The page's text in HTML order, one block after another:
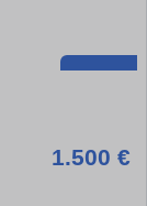
1.500 €